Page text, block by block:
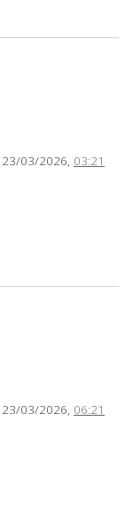
23/03/2026, 03:21
23/03/2026, 06:21